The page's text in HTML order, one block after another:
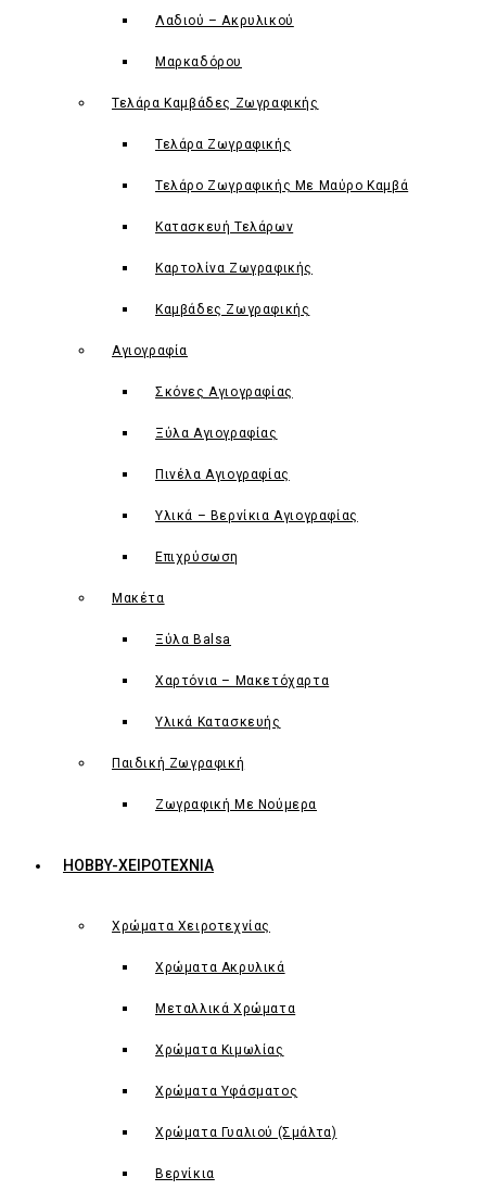
Λαδιού – Ακρυλικού
Μαρκαδόρου
Τελάρα Καμβάδες Ζωγραφικής
Τελάρα Ζωγραφικής
Τελάρο Ζωγραφικής Με Μαύρο Καμβά
Κατασκευή Τελάρων
Καρτολίνα Ζωγραφικής
Καμβάδες Ζωγραφικής
Αγιογραφία
Σκόνες Αγιογραφίας
Ξύλα Αγιογραφίας
Πινέλα Αγιογραφίας
Υλικά – Βερνίκια Αγιογραφίας
Επιχρύσωση
Μακέτα
Ξύλα Balsa
Χαρτόνια – Μακετόχαρτα
Υλικά Κατασκευής
Παιδική Ζωγραφική
Ζωγραφική Με Νούμερα
HOBBY-ΧΕΙΡΟΤΕΧΝΙΑ
Χρώματα Χειροτεχνίας
Χρώματα Ακρυλικά
Μεταλλικά Χρώματα
Χρώματα Κιμωλίας
Χρώματα Υφάσματος
Χρώματα Γυαλιού (Σμάλτα)
Βερνίκια